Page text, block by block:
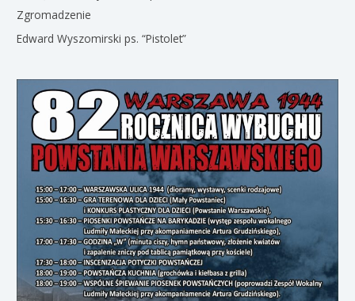
Zgromadzenie
Edward Wyszomirski ps. “Pistolet”